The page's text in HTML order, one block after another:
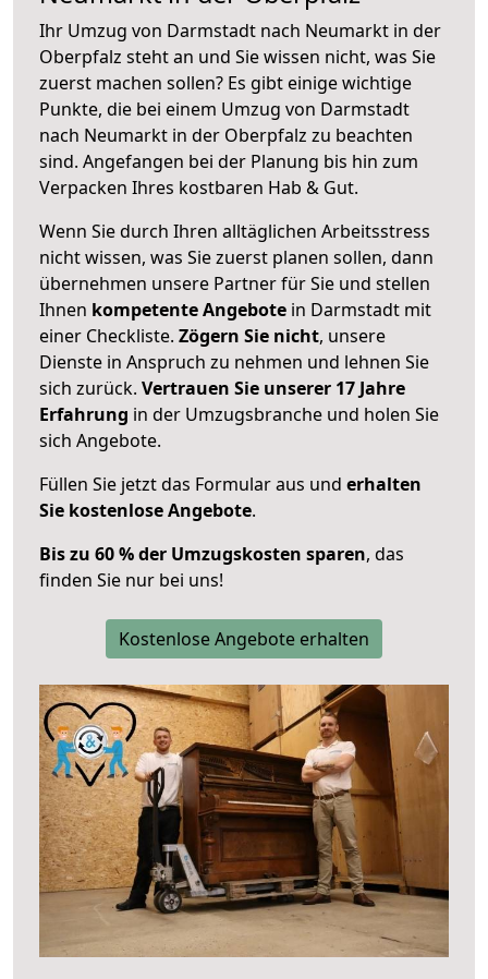
Ihr Umzug von Darmstadt nach Neumarkt in der
Oberpfalz steht an und Sie wissen nicht, was Sie
zuerst machen sollen? Es gibt einige wichtige
Punkte, die bei einem Umzug von Darmstadt
nach Neumarkt in der Oberpfalz zu beachten
sind. Angefangen bei der Planung bis hin zum
Verpacken Ihres kostbaren Hab & Gut.
Wenn Sie durch Ihren alltäglichen Arbeitsstress
nicht wissen, was Sie zuerst planen sollen, dann
übernehmen unsere Partner für Sie und stellen
Ihnen kompetente Angebote in Darmstadt mit
einer Checkliste. Zögern Sie nicht, unsere
Dienste in Anspruch zu nehmen und lehnen Sie
sich zurück. Vertrauen Sie unserer 17 Jahre
Erfahrung in der Umzugsbranche und holen Sie
sich Angebote.
Füllen Sie jetzt das Formular aus und erhalten
Sie kostenlose Angebote.
Bis zu 60 % der Umzugskosten sparen, das
finden Sie nur bei uns!
Kostenlose Angebote erhalten